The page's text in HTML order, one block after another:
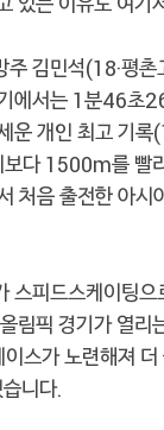
김민석(18·평
에서는 1분46초
운 개인 최고 기
다 1500m를 빨
처음 출전한 아
스피드스케이팅
림픽 경기가 열
스가 노련해져
니다.